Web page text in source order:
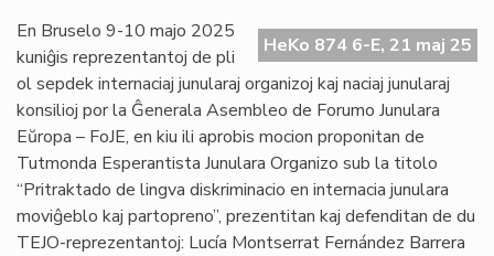
HeKo 874 6-E, 21 maj 25
En Bruselo 9-10 majo 2025
kuniĝis reprezentantoj de pli
ol sepdek internaciaj junularaj organizoj kaj naciaj junularaj
konsilioj por la Ĝenerala Asembleo de Forumo Junulara
Eŭropa – FoJE, en kiu ili aprobis mocion proponitan de
Tutmonda Esperantista Junulara Organizo sub la titolo
“Pritraktado de lingva diskriminacio en internacia junulara
moviĝeblo kaj partopreno”, prezentitan kaj defenditan de du
TEJO-reprezentantoj: Lucía Montserrat Fernández Barrera